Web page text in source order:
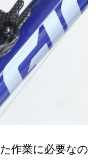
作業に必要なの